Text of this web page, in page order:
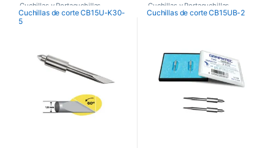
Cuchillas y Portacuchillas
Graphtec
Cuchillas de corte CB15U-K30-
5
Cuchillas y Portacuchillas
Graphtec
Cuchillas de corte CB15UB-2